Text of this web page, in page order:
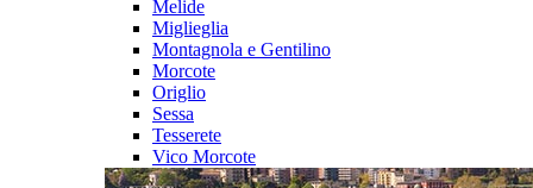
Melide
Miglieglia
Montagnola e Gentilino
Morcote
Origlio
Sessa
Tesserete
Vico Morcote